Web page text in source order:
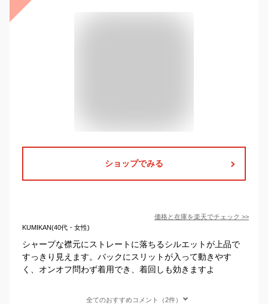
ショップでみる
価格と在庫を楽天でチェック >>
KUMIKAN(40代・女性)
シャープな襟元にストレートに落ちるシルエットが上品で
すっきり見えます。バックにスリットが入って動きやす
く、オンオフ問わず着用でき、着回しも効きますよ
全てのおすすめコメント（2件）